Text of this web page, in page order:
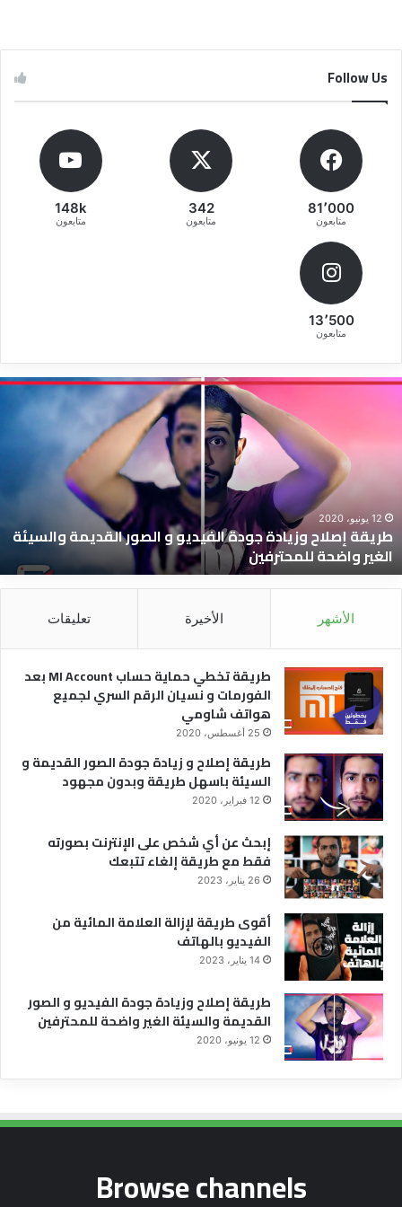
Follow Us
81٬000
متابعون
342
متابعون
148k
متابعون
13٬500
متابعون
طريقة
القديمة
والسيئة
الغير
واضحة
للمحترفين
12 يونيو، 2020
طريقة إصلاح وزيادة جودة الفيديو و الصور القديمة والسيئة
الغير واضحة للمحترفين
الأشهر الأخيرة تعليقات
طريقة تخطي حماية حساب MI Account بعد
الفورمات و نسيان الرقم السري لجميع
هواتف شاومي
25 أغسطس، 2020
طريقة إصلاح و زيادة جودة الصور القديمة و
السيئة باسهل طريقة وبدون مجهود
12 فبراير، 2020
إبحث عن أي شخص على الإنترنت بصورته
فقط مع طريقة إلغاء تتبعك
26 يناير، 2023
أقوى طريقة لإزالة العلامة المائية من
الفيديو بالهاتف
14 يناير، 2023
طريقة إصلاح وزيادة جودة الفيديو و الصور
القديمة والسيئة الغير واضحة للمحترفين
12 يونيو، 2020
Browse channels